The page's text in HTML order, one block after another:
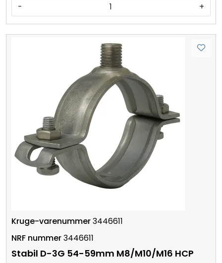
- +
3446611
3446611
Stabil D-3G 54-59mm M8/M10/M16 HCP